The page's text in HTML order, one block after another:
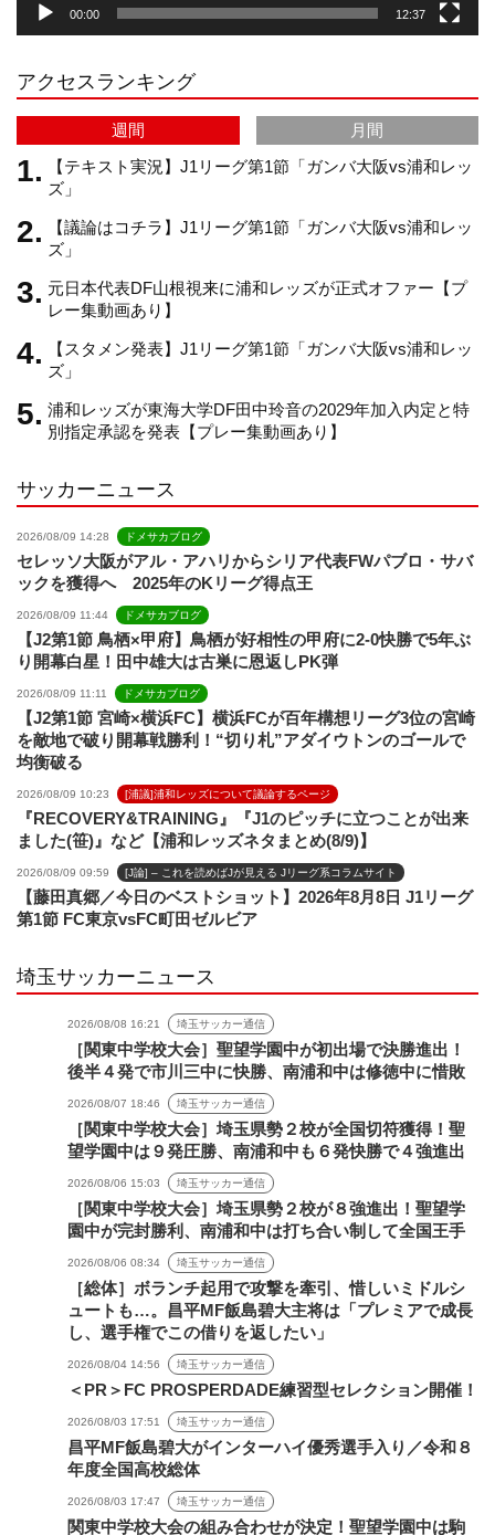
r
a
m
e
C
h
a
n
n
e
00:00 12:37
アクセスランキング
週間
月間
【テキスト実況】J1リーグ第1節「ガンバ大阪vs浦和レッ
ズ」
【議論はコチラ】J1リーグ第1節「ガンバ大阪vs浦和レッ
ズ」
元日本代表DF山根視来に浦和レッズが正式オファー【プ
レー集動画あり】
【スタメン発表】J1リーグ第1節「ガンバ大阪vs浦和レッ
ズ」
浦和レッズが東海大学DF田中玲音の2029年加入内定と特
別指定承認を発表【プレー集動画あり】
サッカーニュース
2026/08/09 14:28 ドメサカブログ
セレッソ大阪がアル・アハリからシリア代表FWパブロ・サバ
ックを獲得へ 2025年のKリーグ得点王
2026/08/09 11:44 ドメサカブログ
【J2第1節 鳥栖×甲府】鳥栖が好相性の甲府に2-0快勝で5年ぶ
り開幕白星！田中雄大は古巣に恩返しPK弾
2026/08/09 11:11 ドメサカブログ
【J2第1節 宮崎×横浜FC】横浜FCが百年構想リーグ3位の宮崎
を敵地で破り開幕戦勝利！“切り札”アダイウトンのゴールで
均衡破る
2026/08/09 10:23 [浦議]浦和レッズについて議論するページ
『RECOVERY&TRAINING』『J1のピッチに立つことが出来
ました(笹)』など【浦和レッズネタまとめ(8/9)】
2026/08/09 09:59 [J論] – これを読めばJが見える Jリーグ系コラムサイト
【藤田真郷／今日のベストショット】2026年8月8日 J1リーグ
第1節 FC東京vsFC町田ゼルビア
埼玉サッカーニュース
2026/08/08 16:21 埼玉サッカー通信
［関東中学校大会］聖望学園中が初出場で決勝進出！
後半４発で市川三中に快勝、南浦和中は修徳中に惜敗
2026/08/07 18:46 埼玉サッカー通信
［関東中学校大会］埼玉県勢２校が全国切符獲得！聖
望学園中は９発圧勝、南浦和中も６発快勝で４強進出
2026/08/06 15:03 埼玉サッカー通信
［関東中学校大会］埼玉県勢２校が８強進出！聖望学
園中が完封勝利、南浦和中は打ち合い制して全国王手
2026/08/06 08:34 埼玉サッカー通信
［総体］ボランチ起用で攻撃を牽引、惜しいミドルシ
ュートも…。昌平MF飯島碧大主将は「プレミアで成長
し、選手権でこの借りを返したい」
2026/08/04 14:56 埼玉サッカー通信
＜PR＞FC PROSPERDADE練習型セレクション開催！
2026/08/03 17:51 埼玉サッカー通信
昌平MF飯島碧大がインターハイ優秀選手入り／令和８
年度全国高校総体
2026/08/03 17:47 埼玉サッカー通信
関東中学校大会の組み合わせが決定！聖望学園中は駒